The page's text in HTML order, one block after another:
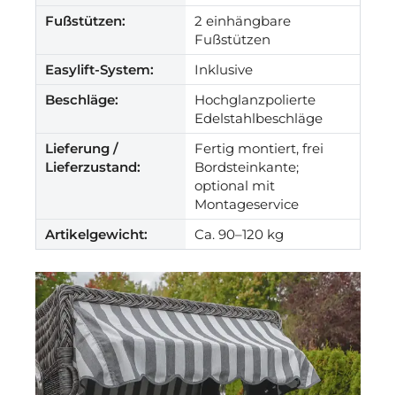
Fußstützen:
2 einhängbare
Fußstützen
Easylift-System:
Inklusive
Beschläge:
Hochglanzpolierte
Edelstahlbeschläge
Lieferung /
Lieferzustand:
Fertig montiert, frei
Bordsteinkante;
optional mit
Montageservice
Artikelgewicht:
Ca. 90–120 kg